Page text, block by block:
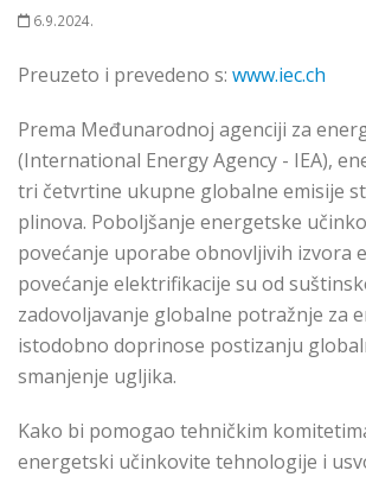
6.9.2024.
Preuzeto i prevedeno s: www.iec.ch
Prema Međunarodnoj agenciji za
(International Energy Agency - IEA),
tri četvrtine ukupne globalne emisije
plinova. Poboljšanje energetske
povećanje uporabe obnovljivih izvora
povećanje elektrifikacije su od
zadovoljavanje globalne potražnje za
istodobno doprinose postizanju
smanjenje ugljika.
Kako bi pomogao tehničkim
energetski učinkovite tehnologije i